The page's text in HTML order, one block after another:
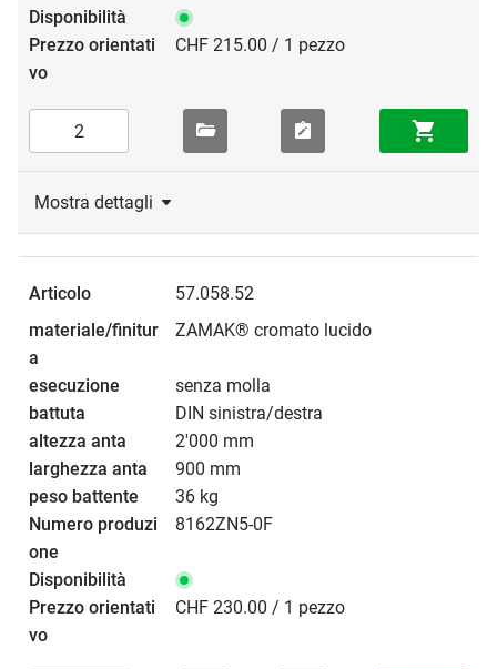
CHF 215.00 / 1 pezzo
Mostra dettagli
57.058.52
ZAMAK® cromato lucido
senza molla
DIN sinistra/destra
2'000 mm
900 mm
36 kg
8162ZN5-0F
CHF 230.00 / 1 pezzo